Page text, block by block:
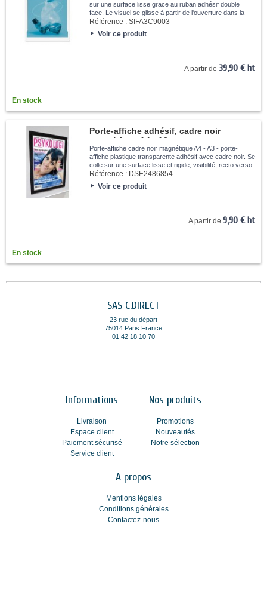
sur une surface lisse grace au ruban adhésif double
face. Le visuel se glisse à partir de l'ouverture dans la
partie inférieure.
Référence : SIFA3C9003
Voir ce produit
A partir de 39,90 € ht
En stock
Porte-affiche adhésif, cadre noir
magnétique A4 - A3
Porte-affiche cadre noir magnétique A4 - A3 - porte-
affiche plastique transparente adhésif avec cadre noir. Se
colle sur une surface lisse et rigide, visibilité, recto verso
si vous collez la pochette sur une vitrine.
Référence : DSE2486854
Voir ce produit
A partir de 9,90 € ht
En stock
SAS C.DIRECT
23 rue du départ
75014 Paris France
01 42 18 10 70
Informations
Livraison
Espace client
Paiement sécurisé
Service client
Nos produits
Promotions
Nouveautés
Notre sélection
A propos
Mentions légales
Conditions générales
Contactez-nous